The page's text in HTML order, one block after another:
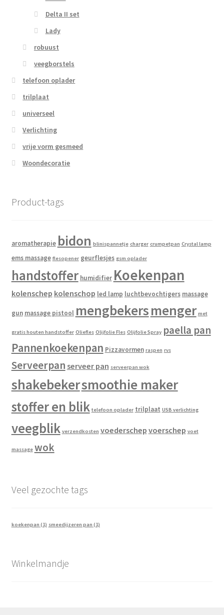
Delta II set
Lady
robuust
veegborstels
telefoon oplader
trilplaat
universeel
Verlichting
vrije vorm gesmeed
Woondecoratie
Product-tags
aromatherapie bidon blinispannetje charger crumpetpan Crystal lamp
ems massage flesopener geurflesjes gsm oplader
handstoffer humidifier Koekenpan
kolenschep kolenschop led lamp luchtbevochtigers massage
gun massage pistool mengbekersmenger met
gratis houten handstoffer Oliefles Olijfolie Fles Olijfolie Spray paella pan
Pannenkoekenpan Pizzavormen raspen rvs
Serveerpan serveer pan serveerpan wok
shakebekersmoothie maker
stoffer en blik telefoon oplader trilplaat USB verlichting
veegblik verzendkosten voederschep voerschep voet
massage wok
Veel gezochte tags
koekenpan (1) smeedijzeren pan (1)
Winkelmandje